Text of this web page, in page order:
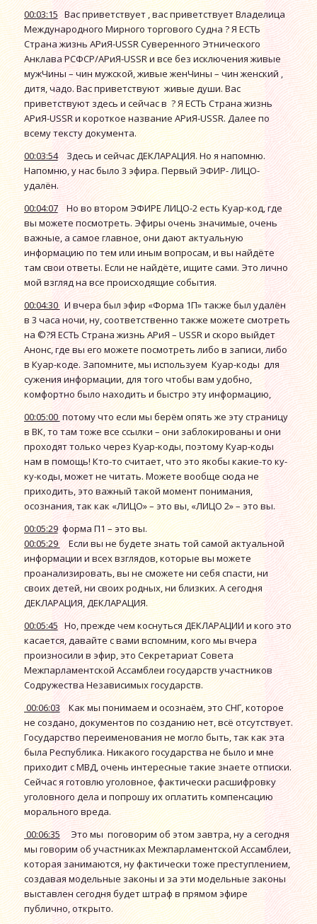
00:03:15Вас приветствует , вас приветствует Владелица
Международного Мирного торгового Судна ? Я ЕСТЬ
Страна жизнь АРиЯ-USSR Суверенного Этнического
Анклава РСФСР/АРиЯ-USSR и все без исключения живые
мужЧины – чин мужской, живые женЧины – чин женский ,
дитя, чадо. Вас приветствуют живые души. Вас
приветствуют здесь и сейчас в ? Я ЕСТЬ Страна жизнь
АРиЯ-USSR и короткое название АРиЯ-USSR. Далее по
всему тексту документа.
00:03:54Здесь и сейчас ДЕКЛАРАЦИЯ. Но я напомню.
Напомню, у нас было 3 эфира. Первый ЭФИР- ЛИЦО-
удалён.
00:04:07Но во втором ЭФИРЕ ЛИЦО-2 есть Куар-код, где
вы можете посмотреть. Эфиры очень значимые, очень
важные, а самое главное, они дают актуальную
информацию по тем или иным вопросам, и вы найдёте
там свои ответы. Если не найдёте, ищите сами. Это лично
мой взгляд на все происходящие события.
00:04:30И вчера был эфир «Форма 1П» также был удалён
в 3 часа ночи, ну, соответственно также можете смотреть
на ©?Я ЕСТЬ Страна жизнь АРиЯ – USSR и скоро выйдет
Анонс, где вы его можете посмотреть либо в записи, либо
в Куар-коде. Запомните, мы используем Куар-коды для
сужения информации, для того чтобы вам удобно,
комфортно было находить и быстро эту информацию,
00:05:00потому что если мы берём опять же эту страницу
в ВК, то там тоже все ссылки – они заблокированы и они
проходят только через Куар-коды, поэтому Куар-коды
нам в помощь! Кто-то считает, что это якобы какие-то ку-
ку-коды, может не читать. Можете вообще сюда не
приходить, это важный такой момент понимания,
осознания, так как «ЛИЦО» – это вы, «ЛИЦО 2» – это вы.
00:05:29форма П1 – это вы.
00:05:29Если вы не будете знать той самой актуальной
информации и всех взглядов, которые вы можете
проанализировать, вы не сможете ни себя спасти, ни
своих детей, ни своих родных, ни близких. А сегодня
ДЕКЛАРАЦИЯ, ДЕКЛАРАЦИЯ.
00:05:45Но, прежде чем коснуться ДЕКЛАРАЦИИ и кого это
касается, давайте с вами вспомним, кого мы вчера
произносили в эфир, это Секретариат Совета
Межпарламентской Ассамблеи государств участников
Содружества Независимых государств.
00:06:03Как мы понимаем и осознаём, это СНГ, которое
не создано, документов по созданию нет, всё отсутствует.
Государство переименования не могло быть, так как эта
была Республика. Никакого государства не было и мне
приходит с МВД, очень интересные такие знаете отписки.
Сейчас я готовлю уголовное, фактически расшифровку
уголовного дела и попрошу их оплатить компенсацию
морального вреда.
00:06:35Это мы поговорим об этом завтра, ну а сегодня
мы говорим об участниках Межпарламентской Ассамблеи,
которая занимаются, ну фактически тоже преступлением,
создавая модельные законы и за эти модельные законы
выставлен сегодня будет штраф в прямом эфире
публично, открыто.